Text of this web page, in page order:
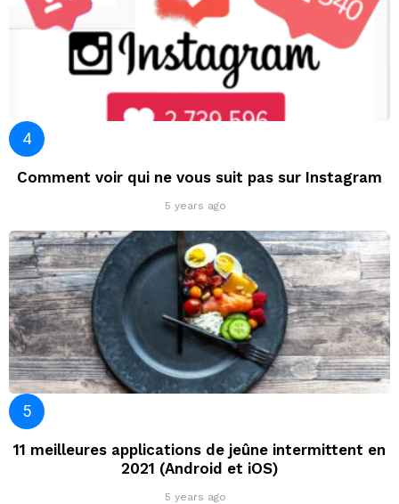
Comment voir qui ne vous suit pas sur Instagram
5 years ago
11 meilleures applications de jeûne intermittent en
2021 (Android et iOS)
5 years ago